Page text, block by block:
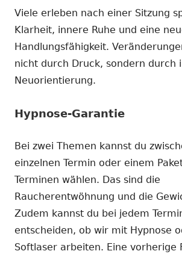
Viele erleben nach einer Sitzung
Klarheit, innere Ruhe und eine
Handlungsfähigkeit.
nicht durch Druck, sondern durch
Neuorientierung.
Hypnose-Garantie
Bei zwei Themen kannst du
einzelnen Termin oder einem
Terminen wählen. Das sind die
Raucherentwöhnung und die
Zudem kannst du bei jedem
entscheiden, ob wir mit Hypnose
Softlaser arbeiten. Eine vorherige